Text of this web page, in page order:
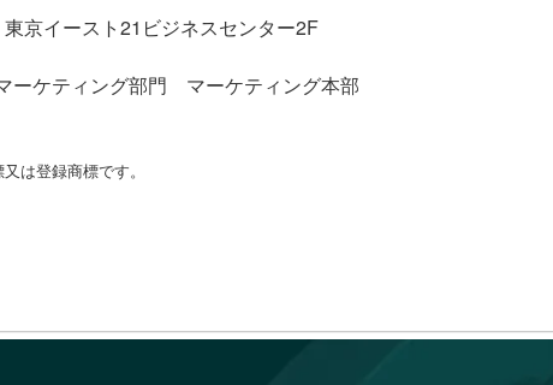
東京イースト21 ビジネスセンター2F
ーケティング部門 マーケティング本部
は登録商標です。